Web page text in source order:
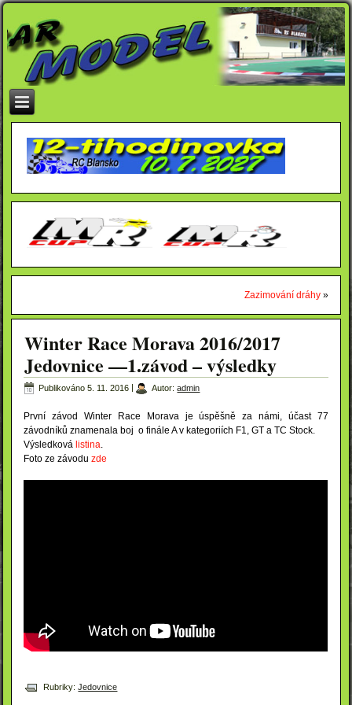
Zazimování dráhy»
Winter Race Morava 2016/2017
Jedovnice —1.závod – výsledky
Publikováno 5. 11. 2016 Autor: admin
První závod Winter Race Morava je úspěšně za námi, účast 77
závodníků znamenala boj o finále A v kategoriích F1, GT a TC Stock.
Výsledková listina.
Foto ze závoduzde
Rubriky: Jedovnice